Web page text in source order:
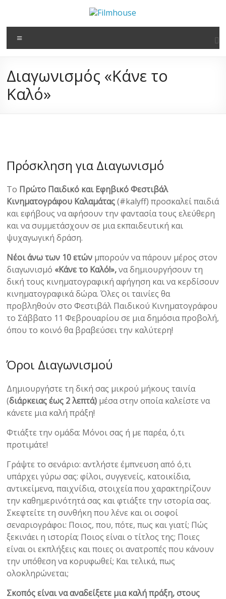
περιεχόμενο
Filmhouse
Νέα
Λέσχη
Καλαμάτας
Διαγωνισμός «Κάνε το
Καλό»
Πρόσκληση για Διαγωνισμό
Το Πρώτο Παιδικό και Εφηβικό Φεστιβάλ
Κινηματογράφου Καλαμάτας(#kalyff) προσκαλεί παιδιά
και εφήβους να αφήσουν την φαντασία τους ελεύθερη
και να συμμετάσχουν σε μια εκπαιδευτική και
ψυχαγωγική δράση.
Νέοι άνω των 10 ετών μπορούν να πάρουν μέρος στον
διαγωνισμό «Κάνε το Καλό!»,να δημιουργήσουν τη
δική τους κινηματογραφική αφήγηση και να κερδίσουν
κινηματογραφικά δώρα. Όλες οι ταινίες θα
προβληθούν στο Φεστιβάλ Παιδικού Κινηματογράφου
το Σάββατο 11 Φεβρουαρίου σε μια δημόσια προβολή,
όπου το κοινό θα βραβεύσει την καλύτερη!
Όροι Διαγωνισμού
Δημιουργήστε τη δική σας μικρού μήκους ταινία
(διάρκειας έως 2 λεπτά) μέσα στην οποία καλείστε να
κάνετε μια καλή πράξη!
Φτιάξτε την ομάδα: Μόνοι σας ή με παρέα, ό,τι
προτιμάτε!
Γράψτε το σενάριο: αντλήστε έμπνευση από ό,τι
υπάρχει γύρω σας: φίλοι, συγγενείς, κατοικίδια,
αντικείμενα, παιχνίδια, στοιχεία που χαρακτηρίζουν
την καθημερινότητά σας και φτιάξτε την ιστορία σας.
Σκεφτείτε τη συνθήκη που λένε και οι σοφοί
σεναριογράφοι: Ποιος, που, πότε, πως και γιατί; Πώς
ξεκινάει η ιστορία; Ποιος είναι ο τίτλος της; Ποιες
είναι οι εκπλήξεις και ποιες οι ανατροπές που κάνουν
την υπόθεση να κορυφωθεί; Και τελικά, πως
ολοκληρώνεται;
Σκοπός είναι να αναδείξετε μια καλή πράξη, στους